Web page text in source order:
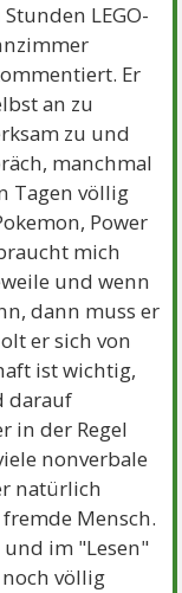
LEGO-
Er
an zu
zu und
manchmal
Tagen völlig
Power
mich
und wenn
dann muss er
er sich von
ist wichtig,
darauf
in der Regel
nonverbale
natürlich
Mensch.
und im "Lesen"
völlig